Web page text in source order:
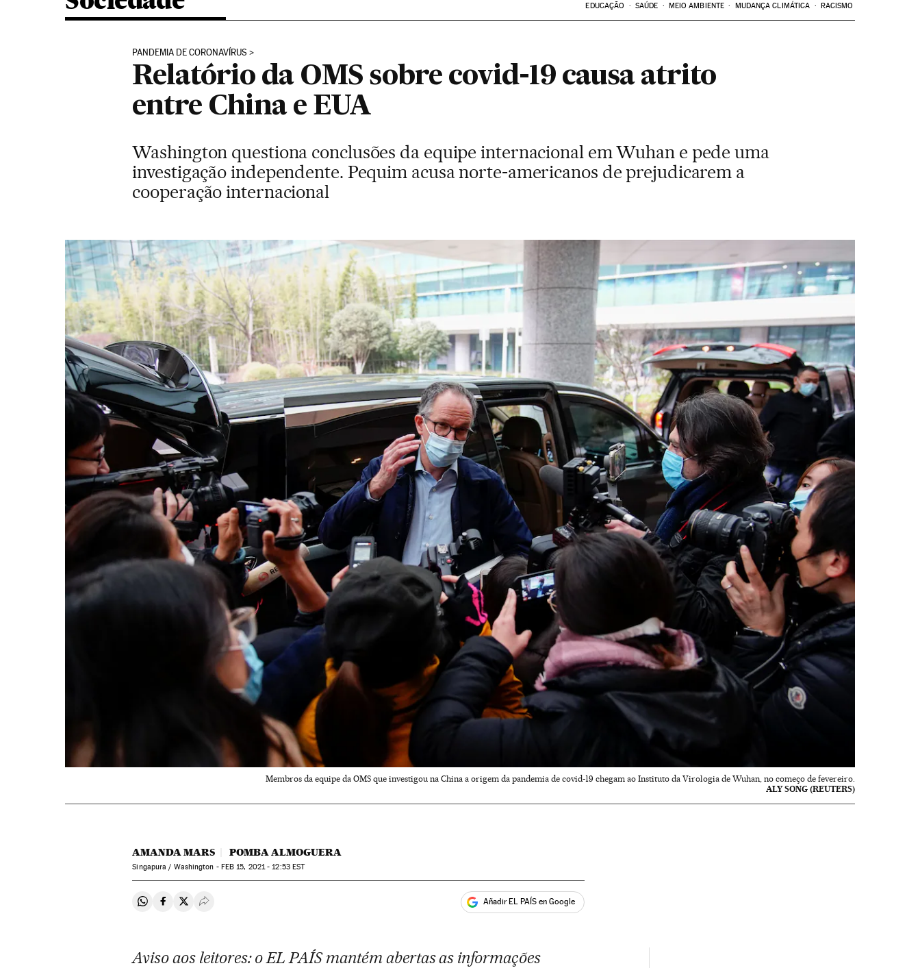
EDUCAÇÃO SAÚDE MEIO AMBIENTE MUDANÇA CLIMÁTICA RACISMO
PANDEMIA DE CORONAVÍRUS
Relatório da OMS sobre covid-19 causa atrito
entre China e EUA
Washington questiona conclusões da equipe internacional em Wuhan e pede uma
investigação independente. Pequim acusa norte-americanos de prejudicarem a
cooperação internacional
Membros da equipe da OMS que investigou na China a origem da pandemia de covid-19 chegam ao Instituto da Virologia de Wuhan, no começo de fevereiro.
ALY SONG (REUTERS)
AMANDA MARS POMBA ALMOGUERA
Singapura / Washington - FEB 15, 2021 - 12:53EST
Compartir en Whatsapp
Compartir en Facebook
Compartir en Twitter
Desplegar Redes Sociales Añadir EL PAÍS en Google
Aviso aos leitores: o EL PAÍS mantém abertas as informações